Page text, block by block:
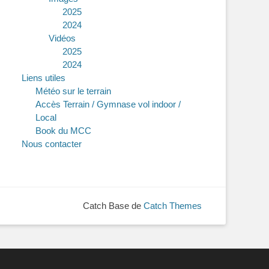
2025
2024
Vidéos
2025
2024
Liens utiles
Météo sur le terrain
Accès Terrain / Gymnase vol indoor /
Local
Book du MCC
Nous contacter
Catch Base de Catch Themes